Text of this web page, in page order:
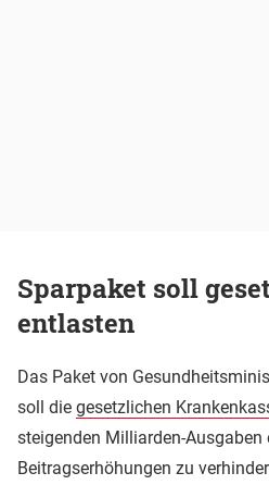
Sparpaket soll
entlasten
Das Paket von
soll die gesetzlichen
steigenden Milliarden-Ausgaben
Beitragserhöhungen zu